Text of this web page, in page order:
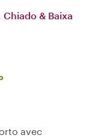
& Baixa
avec